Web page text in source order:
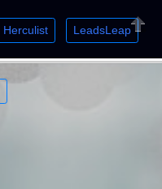
Herculist LeadsLeap »
Close